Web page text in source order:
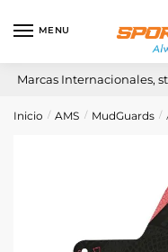
MENU
Marcas Internacionales,
Inicio / AMS / MudGuards /